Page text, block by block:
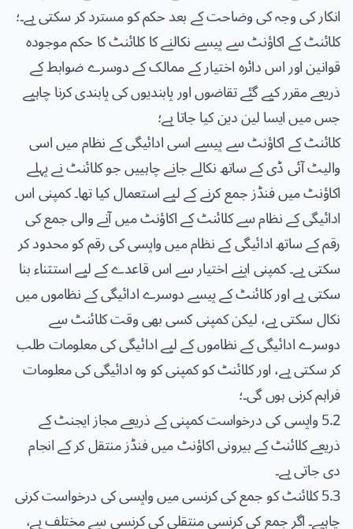
انکار کی وجہ کی وضاحت کے بعد حکم کو مسترد کر سکتی ہے۔؛
کلائنٹ کے اکاؤنٹ سے پیسے نکالنے کا کلائنٹ کا حکم موجودہ
قوانین اور اس دائرہ اختیار کے ممالک کے دوسرے ضوابط کے
ذریعے مقرر کیے گئے تقاضوں اور پابندیوں کی پابندی کرنا چاہیے
جس میں ایسا لین دین کیا جاتا ہے؛
کلائنٹ کے اکاؤنٹ سے پیسے اسی ادائیگی کے نظام میں اسی
والیٹ آئی ڈی کے ساتھ نکالے جانے چاہییں جو کلائنٹ نے پہلے
اکاؤنٹ میں فنڈز جمع کرنے کے لیے استعمال کیا تھا۔ کمپنی اس
ادائیگی کے نظام سے کلائنٹ کے اکاؤنٹ میں آنے والی جمع کی
رقم کے ساتھ ادائیگی کے نظام میں واپسی کی رقم کو محدود کر
سکتی ہے۔ کمپنی اپنے اختیار سے اس قاعدے کے لیے استثناء بنا
سکتی ہے اور کلائنٹ کے پیسے دوسرے ادائیگی کے نظاموں میں
نکال سکتی ہے، لیکن کمپنی کسی بھی وقت کلائنٹ سے
دوسرے ادائیگی کے نظاموں کے لیے ادائیگی کی معلومات طلب
کر سکتی ہے، اور کلائنٹ کو کمپنی کو وہ ادائیگی کی معلومات
فراہم کرنی ہوں گی۔؛
5.2 واپسی کی درخواست کمپنی کے ذریعے مجاز ایجنٹ کے
ذریعے کلائنٹ کے بیرونی اکاؤنٹ میں فنڈز منتقل کر کے انجام
دی جاتی ہے۔
5.3 کلائنٹ کو جمع کی کرنسی میں واپسی کی درخواست کرنی
چاہیے۔ اگر جمع کی کرنسی منتقلی کی کرنسی سے مختلف ہے،